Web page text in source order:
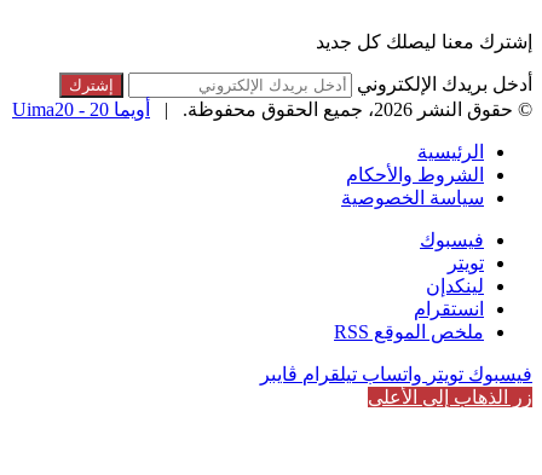
إشترك معنا ليصلك كل جديد
أدخل بريدك الإلكتروني
© حقوق النشر 2026، جميع الحقوق محفوظة. |
أويما 20 - Uima20
الرئيسية
الشروط والأحكام
سياسة الخصوصية
فيسبوك
تويتر
لينكدإن
انستقرام
ملخص الموقع RSS
فيسبوك تويتر واتساب تيلقرام ڤايبر
زر الذهاب إلى الأعلى